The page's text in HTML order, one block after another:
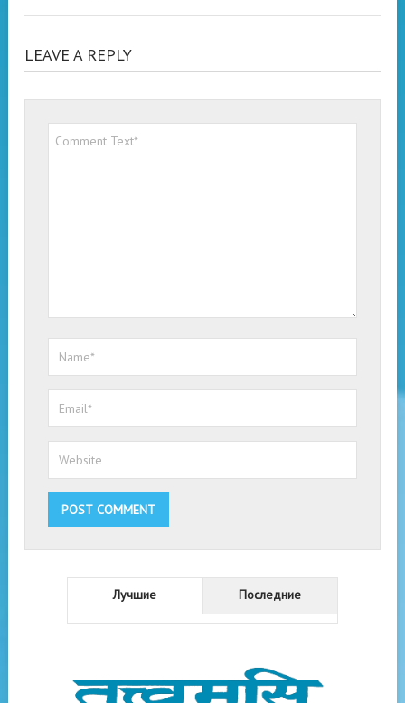
LEAVE A REPLY
Лучшие Последние